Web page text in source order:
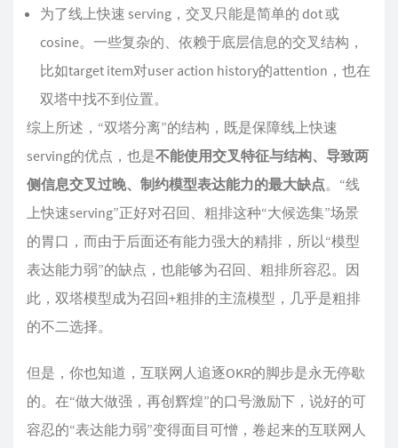
为了线上快速 serving，交叉只能是简单的 dot 或
cosine。一些复杂的、依赖于底层信息的交叉结构，
比如target item对user action history的attention，也在
双塔中找不到位置。
综上所述，“双塔分离”的结构，既是保障线上快速
serving的优点，也是不能使用交叉特征与结构、导致两
侧信息交叉过晚、制约模型表达能力的最大缺点。“线
上快速serving”正好对召回、粗排这种“大候选集”场景
的胃口，而由于后面还有能力强大的精排，所以“模型
表达能力弱”的缺点，也能够为召回、粗排所容忍。因
此，双塔模型成为召回+粗排的主流模型，几乎是粗排
的不二选择。
但是，你也知道，互联网人追逐OKR的脚步是永无停歇
的。在“做大做强，再创辉煌”的口号激励下，说好的可
容忍的“表达能力弱”变得面目可憎，卷起来的互联网人